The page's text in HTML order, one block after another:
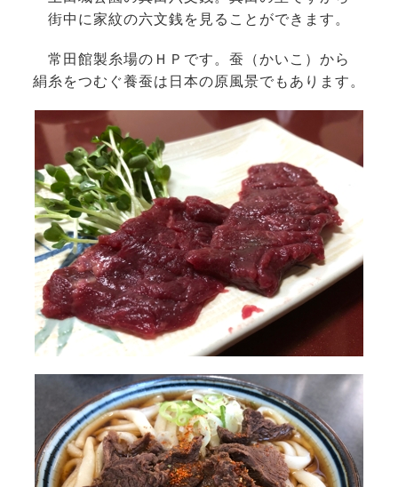
街中に家紋の六文銭を見ることができます。
常田館製糸場のＨＰです。蚕（かいこ）から
絹糸をつむぐ養蚕は日本の原風景でもあります。